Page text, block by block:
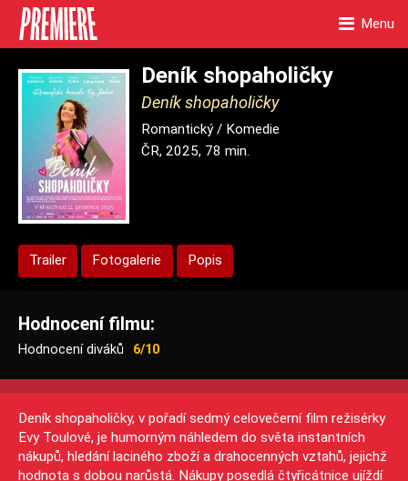
Menu
Deník shopaholičky
Deník shopaholičky
Romantický / Komedie
ČR, 2025, 78 min.
Trailer Fotogalerie Popis
Hodnocení filmu:
Hodnocení diváků 6/10
Deník shopaholičky, v pořadí sedmý celovečerní film režisérky
Evy Toulové, je humorným náhledem do světa instantních
nákupů, hledání laciného zboží a drahocenných vztahů, jejichž
hodnota s dobou narůstá. Nákupy posedlá čtyřicátnice ujíždí